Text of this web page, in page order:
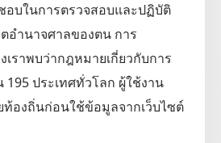
อบในการตรวจสอบและปฏิบัติ
อำนาจศาลของตน การ
ราพบว่ากฎหมายเกี่ยวกับการ
ประเทศทั่วโลก ผู้ใช้งาน
องถิ่นก่อนใช้ข้อมูลจากเว็บไซต์